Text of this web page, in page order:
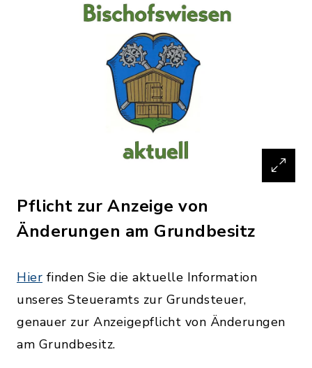
Pflicht zur Anzeige von
Änderungen am Grundbesitz
Hier finden Sie die aktuelle Information
unseres Steueramts zur Grundsteuer,
genauer zur Anzeigepflicht von Änderungen
am Grundbesitz.